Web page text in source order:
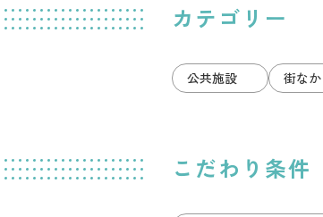
カテゴリー
公共施設 街なか
こだわり条件